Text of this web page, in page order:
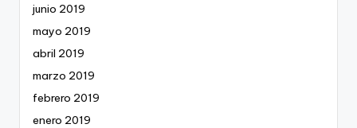
junio 2019
mayo 2019
abril 2019
marzo 2019
febrero 2019
enero 2019